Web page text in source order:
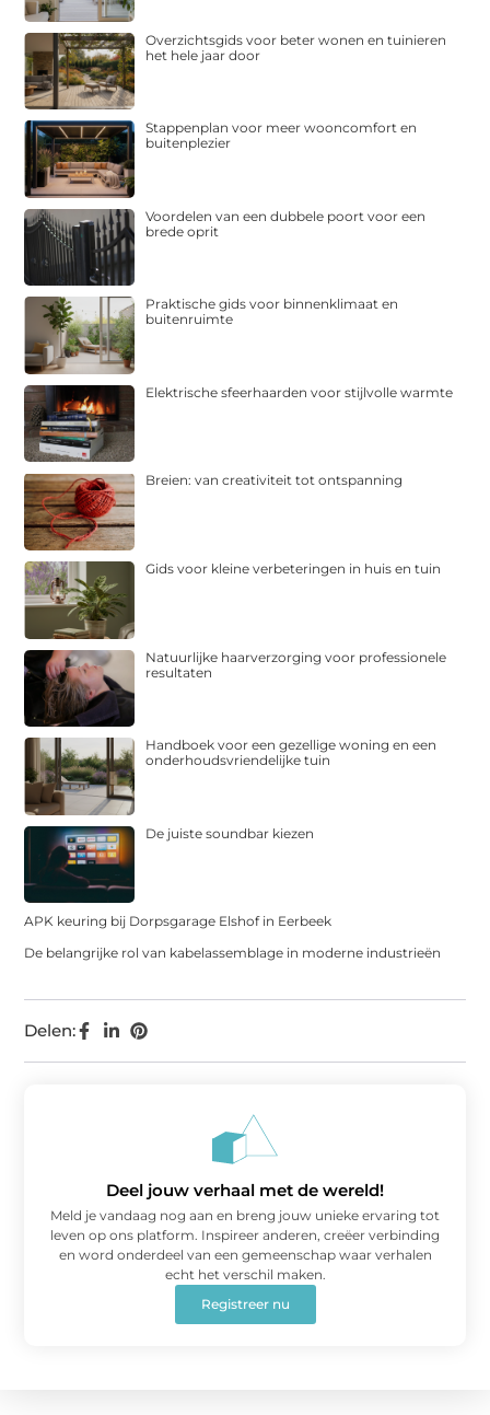
Delen:
Overzichtsgids voor beter wonen en tuinieren
het hele jaar door
Stappenplan voor meer wooncomfort en
buitenplezier
Voordelen van een dubbele poort voor een
brede oprit
Praktische gids voor binnenklimaat en
buitenruimte
Elektrische sfeerhaarden voor stijlvolle warmte
Breien: van creativiteit tot ontspanning
Gids voor kleine verbeteringen in huis en tuin
Natuurlijke haarverzorging voor professionele
resultaten
Handboek voor een gezellige woning en een
onderhoudsvriendelijke tuin
De juiste soundbar kiezen
APK keuring bij Dorpsgarage Elshof in Eerbeek
De belangrijke rol van kabelassemblage in moderne industrieën
Deel jouw verhaal met de wereld!
Meld je vandaag nog aan en breng jouw unieke ervaring tot
leven op ons platform. Inspireer anderen, creëer verbinding
en word onderdeel van een gemeenschap waar verhalen
echt het verschil maken.
Registreer nu